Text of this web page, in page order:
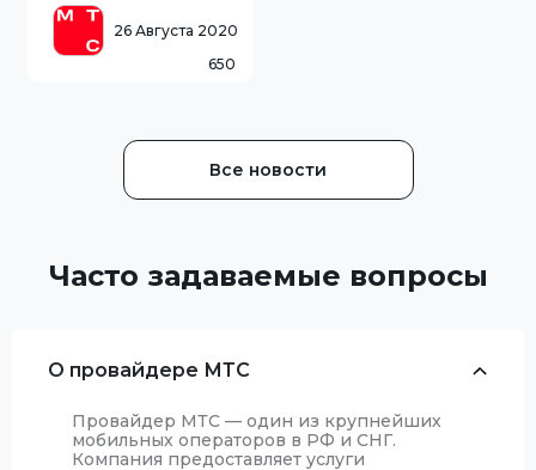
под одной цифрой.
Например, номера
киноканалов
начинаются с 2 – Кино
26 Августа 2020
650
Все новости
Часто задаваемые вопросы
О провайдере МТС
Провайдер МТС — один из крупнейших
мобильных операторов в РФ и СНГ.
Компания предоставляет услуги